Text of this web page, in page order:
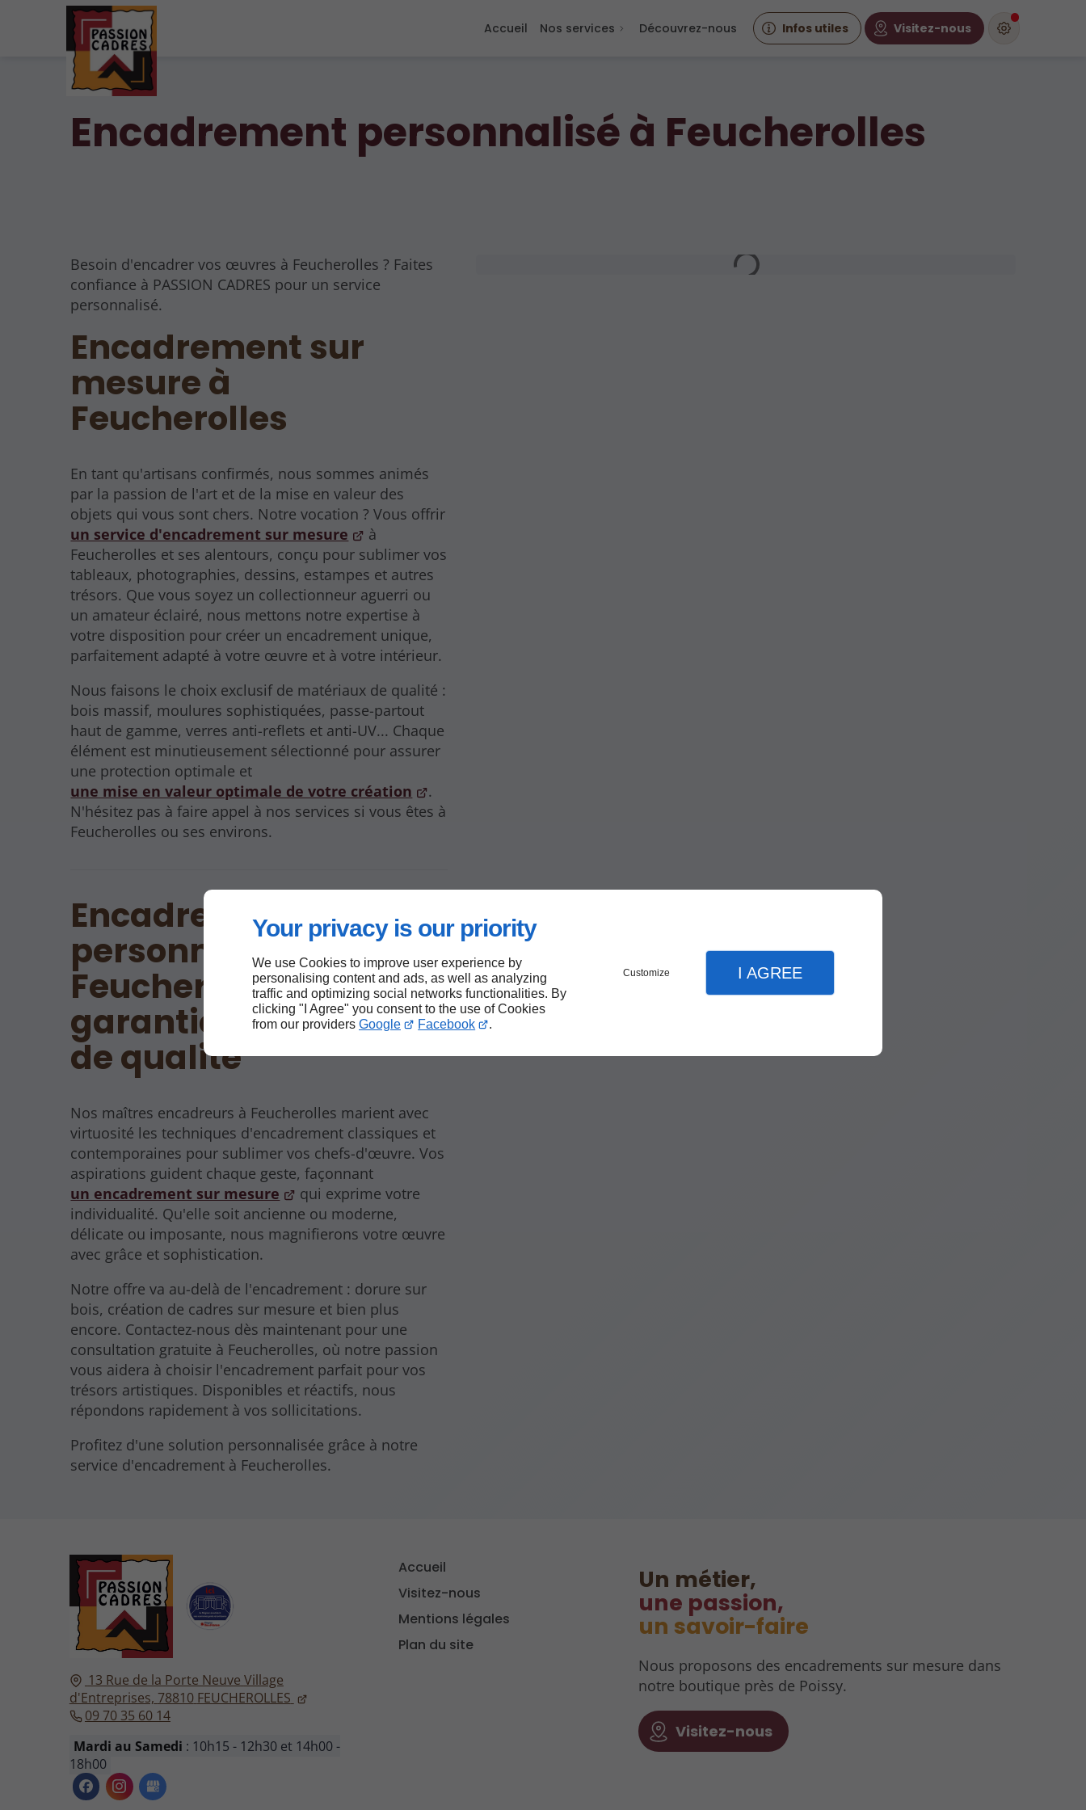
Your privacy is our priority
We use Cookies to improve user experience by
personalising content and ads, as well as analyzing
traffic and optimizing social networks functionalities. By
clicking "I Agree" you consent to the use of Cookies
from our providers Google Facebook .
Customize I AGREE
Accueil Nos services Découvrez-nous Infos utiles Visitez-nous
Encadrement personnalisé à Feucherolles
Besoin d'encadrer vos œuvres à Feucherolles ? Faites
confiance à PASSION CADRES pour un service
personnalisé.
Encadrement sur
mesure à
Feucherolles
En tant qu'artisans confirmés, nous sommes animés
par la passion de l'art et de la mise en valeur des
objets qui vous sont chers. Notre vocation ? Vous offrir
un service d'encadrement sur mesure
à
Feucherolles et ses alentours, conçu pour sublimer vos
tableaux, photographies, dessins, estampes et autres
trésors. Que vous soyez un collectionneur aguerri ou
un amateur éclairé, nous mettons notre expertise à
votre disposition pour créer un encadrement unique,
parfaitement adapté à votre œuvre et à votre intérieur.
Nous faisons le choix exclusif de matériaux de qualité :
bois massif, moulures sophistiquées, passe-partout
haut de gamme, verres anti-reflets et anti-UV... Chaque
élément est minutieusement sélectionné pour assurer
une protection optimale et
une mise en valeur optimale de votre création
.
N'hésitez pas à faire appel à nos services si vous êtes à
Feucherolles ou ses environs.
Encadrement
personnalisé à
Feucherolles : la
garantie d’un service
de qualité
Nos maîtres encadreurs à Feucherolles marient avec
virtuosité les techniques d'encadrement classiques et
contemporaines pour sublimer vos chefs-d'œuvre. Vos
aspirations guident chaque geste, façonnant
un encadrement sur mesure
qui exprime votre
individualité. Qu'elle soit ancienne ou moderne,
délicate ou imposante, nous magnifierons votre œuvre
avec grâce et sophistication.
Notre offre va au-delà de l'encadrement : dorure sur
bois, création de cadres sur mesure et bien plus
encore. Contactez-nous dès maintenant pour une
consultation gratuite à Feucherolles, où notre passion
vous aidera à choisir l'encadrement parfait pour vos
trésors artistiques. Disponibles et réactifs, nous
répondons rapidement à vos sollicitations.
Profitez d'une solution personnalisée grâce à notre
service d'encadrement à Feucherolles.
13 Rue de la Porte Neuve Village
d'Entreprises, 78810 FEUCHEROLLES
09 70 35 60 14
Mardi au Samedi : 10h15 - 12h30 et 14h00 -
18h00
Accueil
Visitez-nous
Mentions légales
Plan du site
Un métier,
une passion,
un savoir-faire
Nous proposons des encadrements sur mesure dans
notre boutique près de Poissy.
Visitez-nous